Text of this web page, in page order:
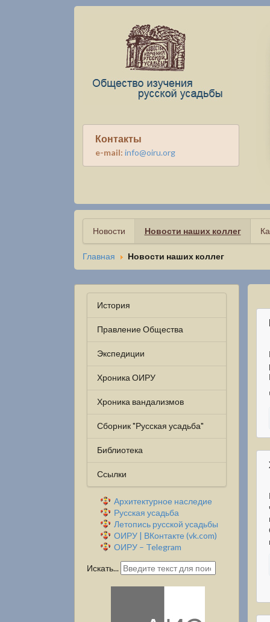
Контакты
e-mail: info@oiru.org
Новости Новости наших коллег
Главная Новости наших коллег
История
Правление Общества
Экспедиции
Хроника ОИРУ
Хроника вандализмов
Сборник "Русская усадьба"
Библиотека
Ссылки
Архитектурное наследие
Русская усадьба
Летопись русской усадьбы
ОИРУ | ВКонтакте (vk.com)
ОИРУ – Telegram
Искать...